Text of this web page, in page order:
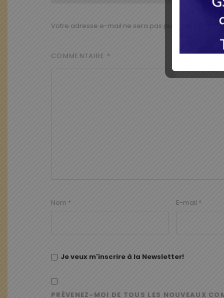
Votre adresse e-mail ne sera pas publiée. Les
COMMENTAIRE *
Nom * E-mail *
Je veux m'inscrire à la Newsletter!
PRÉVENEZ-MOI DE TOUS LES NOUVEAUX